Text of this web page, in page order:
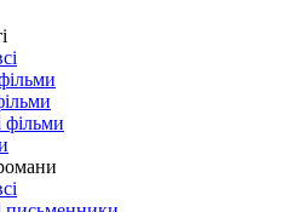
фільми